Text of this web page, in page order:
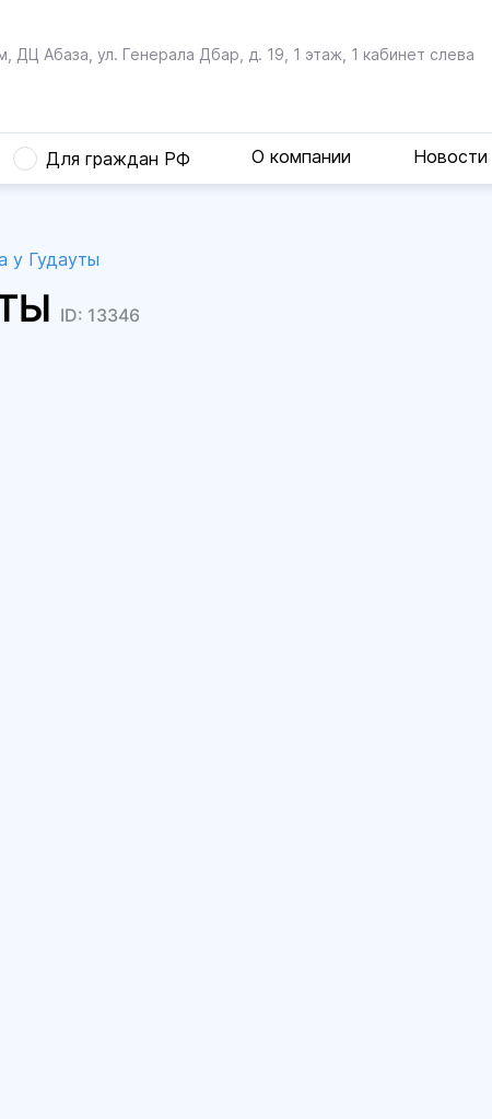
ДЦ Абаза, ул. Генерала Дбар, д. 19, 1 этаж, 1 кабинет слева
Для граждан РФ О компании Новости
у Гудауты
ID: 13346